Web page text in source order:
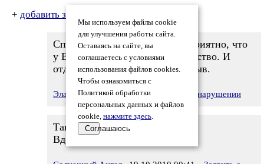
+ добавить замечания
Спасибо большое.Мне очень приятно, что
у Вас возникло именно это чувство. И
отдельная благодарность за отзыв.
Элаир 18.10.2010 00:11 Заявить о нарушении
Так пишите еще!!!
Вдохновения вам!
Мы используем файлы cookie
для улучшения работы сайта.
Оставаясь на сайте, вы
соглашаетесь с условиями
использования файлов cookies.
Чтобы ознакомиться с
Политикой обработки
персональных данных и файлов
cookie, нажмите здесь.
Соглашаюсь